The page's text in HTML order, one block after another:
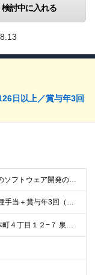
検討中に入れる
日以上／賞与年3回
【応募条件】 ・何かしらのソフトウェア開発の経験がある方（1年以上を想定） ※コーディング経験必須 Web・オープン系（Java、C# 等）の環境でやっていた方はすぐに活躍できます！ ＼こんな方は
月給25万円～50万円＋各種手当＋賞与年3回（実績5ヶ月分あり） ※経験・能力に応じて給与を決定します ※残業代は1分単位で全額支給いたします
東京本社：東京都渋谷区本町４丁目１２−７ 泉西新宿ビル ３階 または近郊の開発プロジェクト先 ※リモートワーク・ハイブリッド勤務（在宅＋出社）を導入しています。 ※プロジェクトのフェーズやセキュリテ